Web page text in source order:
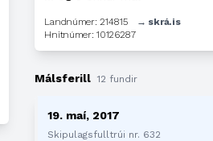
Landnúmer: 214815
→ skrá.is
Hnitnúmer: 10126287
Málsferill 12 fundir
19. maí, 2017
Skipulagsfulltrúi nr. 632